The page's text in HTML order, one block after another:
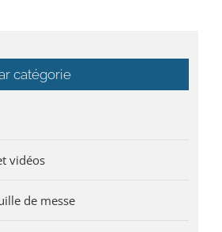
catégorie
vidéos
de messe